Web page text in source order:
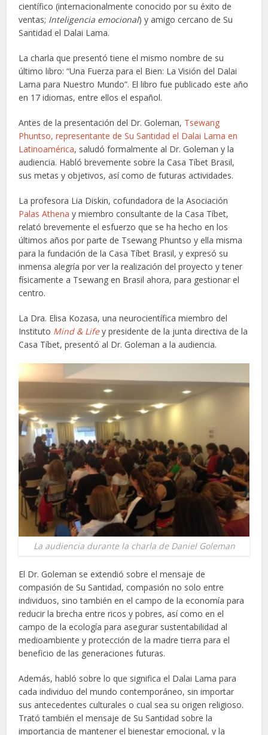
científico (internacionalmente conocido por su éxito de
ventas; Inteligencia emocional) y amigo cercano de Su
Santidad el Dalai Lama.
La charla que presentó tiene el mismo nombre de su
último libro: “Una Fuerza para el Bien: La Visión del Dalai
Lama para Nuestro Mundo”. El libro fue publicado este año
en 17 idiomas, entre ellos el español.
Antes de la presentación del Dr. Goleman, Tsewang
Phuntso, representante de Su Santidad el Dalai Lama en
Latinoamérica, saludó formalmente al Dr. Goleman y la
audiencia. Habló brevemente sobre la Casa Tíbet Brasil,
sus metas y objetivos, así como de futuras actividades.
La profesora Lia Diskin, cofundadora de la Asociación
Palas Athena y miembro consultante de la Casa Tíbet,
relató brevemente el esfuerzo que se ha hecho en los
últimos años por parte de Tsewang Phuntso y ella misma
para la fundación de la Casa Tíbet Brasil, y expresó su
inmensa alegría por ver la realización del proyecto y tener
físicamente a Tsewang en Brasil ahora, para gestionar el
centro.
La Dra. Elisa Kozasa, una neurocientífica miembro del
Instituto Mind & Life y presidente de la junta directiva de la
Casa Tíbet, presentó al Dr. Goleman a la audiencia.
La audiencia durante la charla de Daniel Goleman
El Dr. Goleman se extendió sobre el mensaje de
compasión de Su Santidad, compasión no solo entre
individuos, sino también en el campo de la economía para
reducir la brecha entre ricos y pobres, así como en el
campo de la ecología para asegurar sustentabilidad al
medioambiente y protección de la madre tierra para el
beneficio de las generaciones futuras.
Además, habló sobre lo que significa el Dalai Lama para
cada individuo del mundo contemporáneo, sin importar
sus antecedentes culturales o cual sea su origen religioso.
Trató también el mensaje de Su Santidad sobre la
importancia de mantener el bienestar emocional, y la